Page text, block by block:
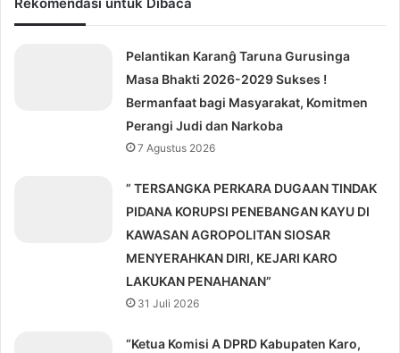
Rekomendasi untuk Dibaca
Pelantikan Karanĝ Taruna Gurusinga
Masa Bhakti 2026-2029 Sukses !
Bermanfaat bagi Masyarakat, Komitmen
Perangi Judi dan Narkoba
7 Agustus 2026
” TERSANGKA PERKARA DUGAAN TINDAK
PIDANA KORUPSI PENEBANGAN KAYU DI
KAWASAN AGROPOLITAN SIOSAR
MENYERAHKAN DIRI, KEJARI KARO
LAKUKAN PENAHANAN”
31 Juli 2026
“Ketua Komisi A DPRD Kabupaten Karo,